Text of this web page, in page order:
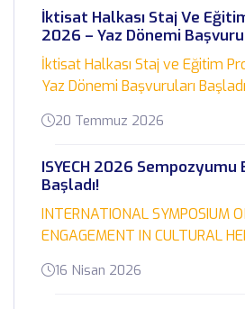
İktisat Halkası Staj Ve
2026 – Yaz Dönemi
İktisat Halkası Staj ve Eğitim
Yaz Dönemi Başvuruları
20 Temmuz 2026
ISYECH 2026 Sempozyumu
Başladı!
INTERNATIONAL SYMPOSIUM
ENGAGEMENT IN CULTURAL
16 Nisan 2026